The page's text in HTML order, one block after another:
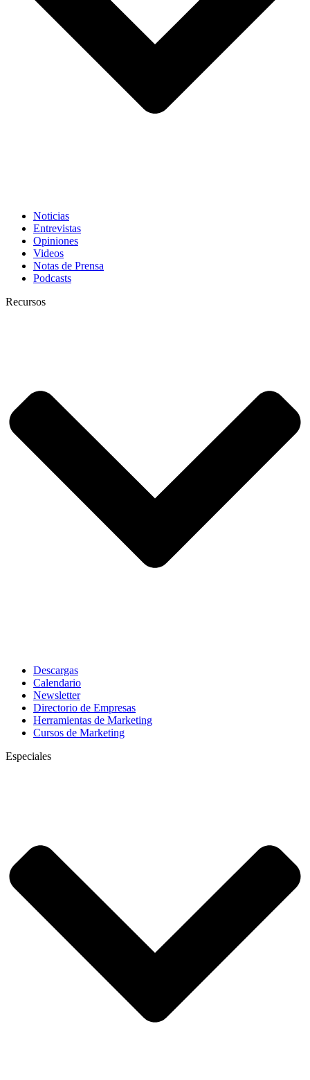
Noticias
Entrevistas
Opiniones
Videos
Notas de Prensa
Podcasts
Recursos
Descargas
Calendario
Newsletter
Directorio de Empresas
Herramientas de Marketing
Cursos de Marketing
Especiales